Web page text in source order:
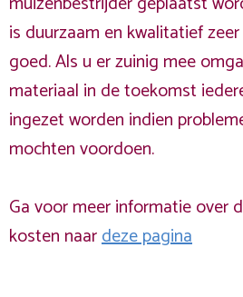
is duurzaam en kwalitatief zeer
goed. Als u er zuinig mee
materiaal in de toekomst
ingezet worden indien
mochten voordoen.
Ga voor meer informatie over
kosten naardeze pagina